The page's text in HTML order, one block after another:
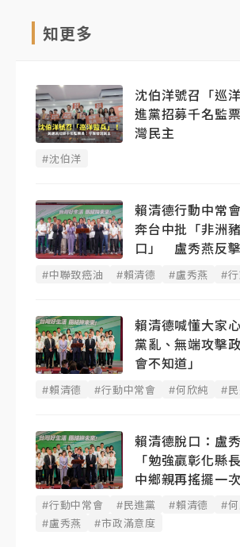
知更多
沈伯洋號召「巡
進黨招募千名監
灣民主
#沈伯洋
賴清德行動中常
奔台中批「非洲
口」 盧秀燕反
#中聯致癌油 #賴清德 #盧秀燕 #
賴清德喊懂大家
黨亂、無端攻擊
會不知道」
#賴清德 #行動中常會 #何欣純 #
賴清德脫口：盧
「勉強贏彰化
中鄉親再搖擺一次
#行動中常會 #民進黨 #賴清德
#
#盧秀燕
#市政滿意度